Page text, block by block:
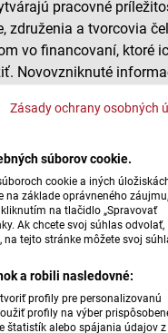
Zásady ochrany osobných
súborov cookie.
cookie a iných
základe oprávneného
na tlačidlo „Spravovať
Ak chcete svoj súhlas odvolať,
tejto stránke môžete svoj
a robili nasledovné:
profily pre personalizovanú
profily na výber
štatistík alebo spájania údajov z
pracovné
združenia a tvorcovia
vo financovaní, ktoré
Novovzniknuté
Europe Direct preto
kultúru, o ktorej
Prvú župnú
problém s prehrávaním?
grantovej kliniky,